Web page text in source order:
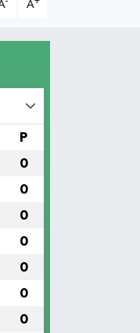
A
P
0
0
0
0
0
0
0